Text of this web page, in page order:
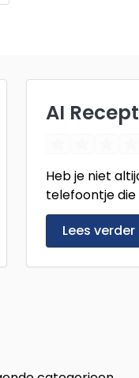
AI
Heb je niet
telefoontje die
Lees verder